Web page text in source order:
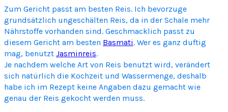
a
n
a
s
C
u
r
r
y
Zum Gericht passt am besten Reis. Ich bevorzuge
grundsätzlich ungeschälten Reis, da in der Schale mehr
Nährstoffe vorhanden sind. Geschmacklich passt zu
diesem Gericht am besten Basmati. Wer es ganz duftig
mag, benutzt Jasminreis.
Je nachdem welche Art von Reis benutzt wird, verändert
sich natürlich die Kochzeit und Wassermenge, deshalb
habe ich im Rezept keine Angaben dazu gemacht wie
genau der Reis gekocht werden muss.